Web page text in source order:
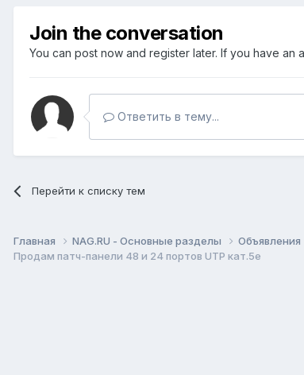
Join the conversation
You can post now and register later. If you have an
Ответить в тему...
Перейти к списку тем
Главная NAG.RU - Основные разделы Объявления
Продам патч-панели 48 и 24 портов UTP кат.5е